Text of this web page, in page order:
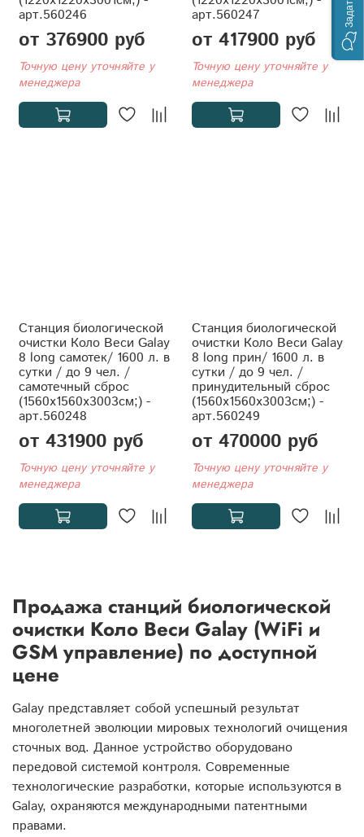
арт.560246
от 376900 руб
Точную цену уточняйте у
менеджера
арт.560247
от 417900 руб
Точную цену уточняйте у
менеджера
Станция биологической
очистки Коло Веси Galay
8 long самотек/ 1600 л. в
сутки / до 9 чел. /
самотечный сброс
(1560x1560x3003см;) -
арт.560248
от 431900 руб
Точную цену уточняйте у
менеджера
Станция биологической
очистки Коло Веси Galay
8 long прин/ 1600 л. в
сутки / до 9 чел. /
принудительный сброс
(1560x1560x3003см;) -
арт.560249
от 470000 руб
Точную цену уточняйте у
менеджера
Продажа станций биологической
очистки Коло Веси Galay (WiFi и
GSM управление) по доступной
цене
Galay представляет собой успешный результат
многолетней эволюции мировых технологий очищения
сточных вод. Данное устройство оборудовано
передовой системой контроля. Современные
технологические разработки, которые используются в
Galay, охраняются международными патентными
правами.